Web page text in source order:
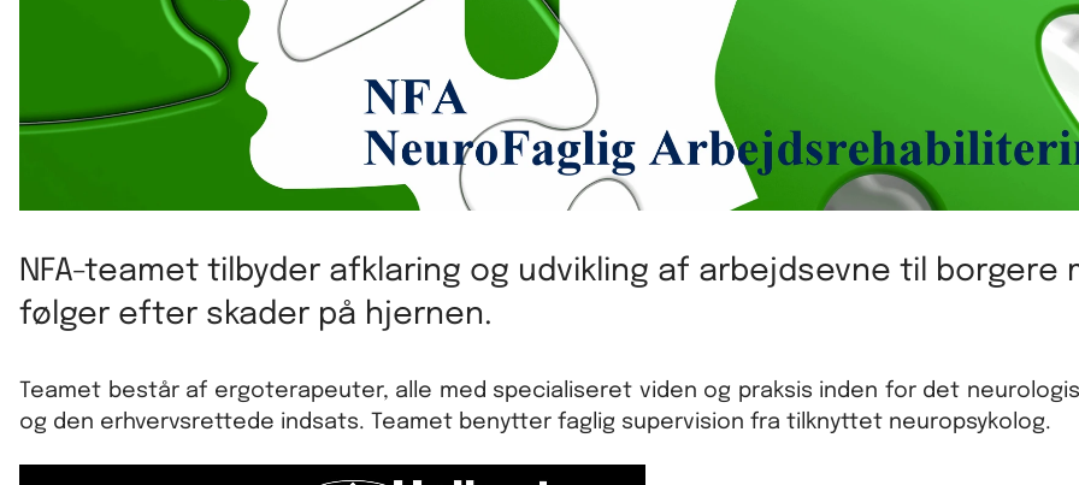
NFA-teamet tilbyder afklaring og udvikling af arbejdsevne til borgere
følger efter skader på hjernen.
Teamet består af ergoterapeuter, alle med specialiseret viden og praksis inden for det
og den erhvervsrettede indsats. Teamet benytter faglig supervision fra tilknyttet neuropsykolog.